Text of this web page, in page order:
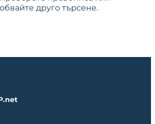
друго търсене.